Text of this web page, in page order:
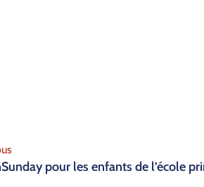
pour les enfants de l’é­cole